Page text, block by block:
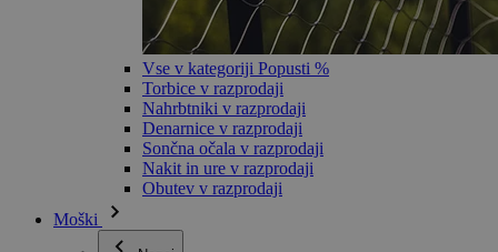
Vse v kategoriji Popusti %
Torbice v razprodaji
Nahrbtniki v razprodaji
Denarnice v razprodaji
Sončna očala v razprodaji
Nakit in ure v razprodaji
Obutev v razprodaji
Moški